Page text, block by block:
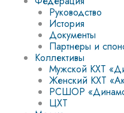
Руководство
История
Документы
Партнеры и
Коллективы
Мужской КХТ
Женский КХТ
РСШОР
ЦХТ